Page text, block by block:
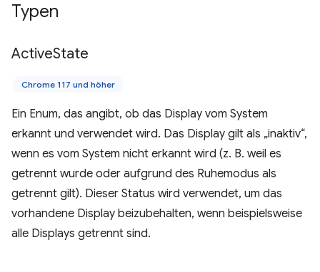
Typen
ActiveState
Chrome 117 und höher
Ein Enum, das angibt, ob das Display vom System
erkannt und verwendet wird. Das Display gilt als „inaktiv“,
wenn es vom System nicht erkannt wird (z. B. weil es
getrennt wurde oder aufgrund des Ruhemodus als
getrennt gilt). Dieser Status wird verwendet, um das
vorhandene Display beizubehalten, wenn beispielsweise
alle Displays getrennt sind.